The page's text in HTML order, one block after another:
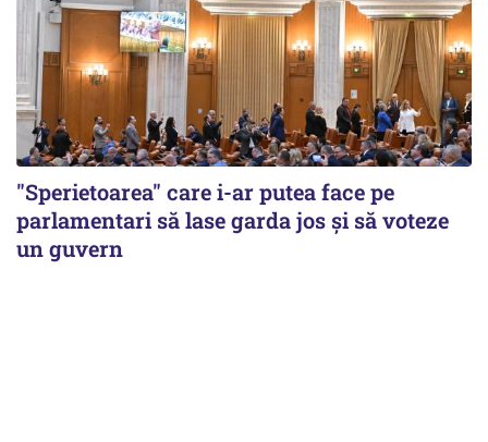
"Sperietoarea" care i-ar putea face pe
parlamentari să lase garda jos și să voteze
un guvern